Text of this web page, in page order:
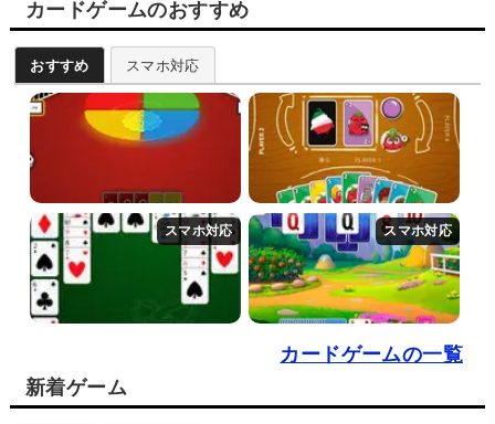
カードゲームのおすすめ
おすすめ スマホ対応
カードゲームの一覧
新着ゲーム